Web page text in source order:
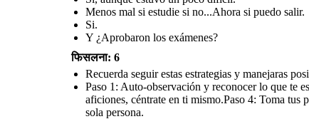
Menos mal si estudie si no...Ahora si puedo salir.
Si.
Y ¿Aprobaron los exámenes?
फिसलना: 6
Recuerda seguir estas estrategias y manejaras
Paso 1: Auto-observación y reconocer lo que te
aficiones, céntrate en ti mismo.Paso 4: Toma tus
sola persona.